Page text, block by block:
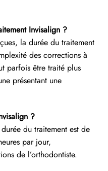
Invisalign ?
la durée du traitement
des corrections à
parfois être traité plus
présentant une
?
du traitement est de
par jour,
de l’orthodontiste.